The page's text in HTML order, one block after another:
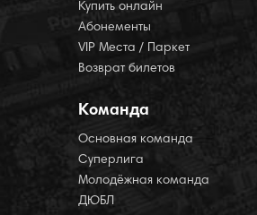
Купить онлайн
Абонементы
VIP Места / Паркет
Возврат билетов
Команда
Основная команда
Суперлига
Молодёжная команда
ДЮБЛ